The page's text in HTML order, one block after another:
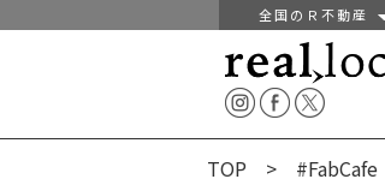
全国のＲ不動産
TOP > #FabCafe